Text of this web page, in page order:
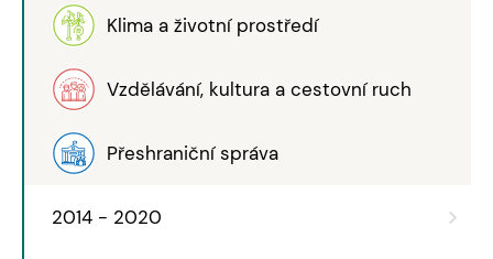
Klima a životní prostředí
Vzdělávání, kultura a cestovní ruch
Přeshraniční správa
2014 - 2020